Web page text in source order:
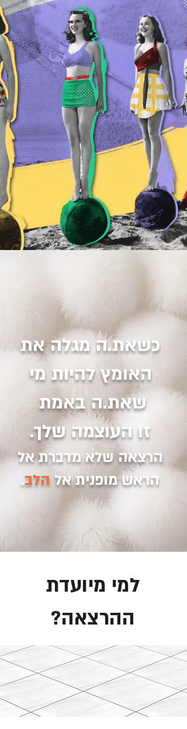
כשאת.ה מגלה את
האומץ להיות מי
שאת.ה באמת
זו העוצמה שלך.
הרצאה שלא מדברת אל
הראש מופנית אלהלב.
למי מיועדת
ההרצאה?